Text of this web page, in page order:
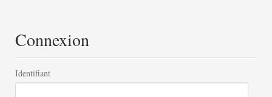
Connexion
Identifiant